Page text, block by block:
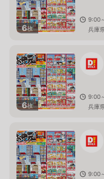
6枚
9:00
兵庫
6枚
9:00
兵庫
9:00